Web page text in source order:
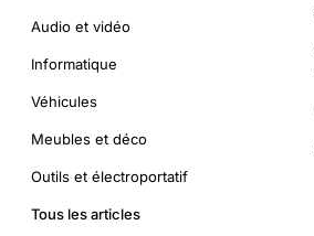
Audio et vidéo
Informatique
Véhicules
Meubles et déco
Outils et électroportatif
Tous les articles